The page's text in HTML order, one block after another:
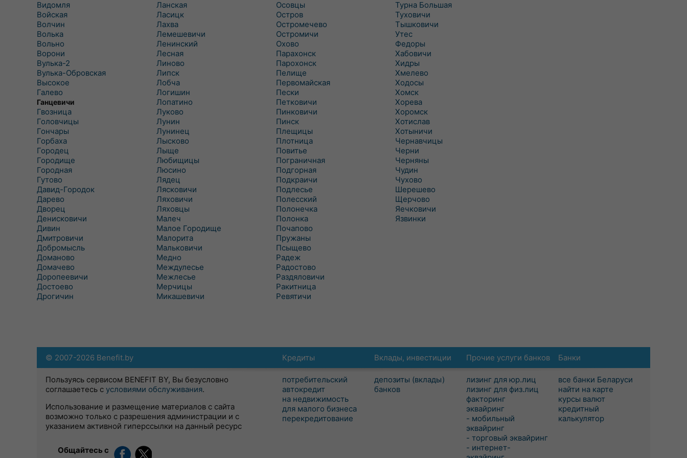
Видомля
Войская
Волчин
Волька
Вольно
Ворони
Вулька-2
Вулька-Обровская
Высокое
Галево
Ганцевичи
Гвозница
Головчицы
Гончары
Горбаха
Городец
Городище
Городная
Гутово
Давид-Городок
Дарево
Дворец
Денисковичи
Дивин
Дмитровичи
Добромысль
Доманово
Домачево
Доропеевичи
Достоево
Дрогичин
Ланская
Ласицк
Лахва
Лемешевичи
Ленинский
Лесная
Линово
Липск
Лобча
Логишин
Лопатино
Луково
Лунин
Лунинец
Лысково
Лыще
Любищицы
Люсино
Лядец
Лясковичи
Ляховичи
Ляховцы
Малеч
Малое Городище
Малорита
Мальковичи
Медно
Междулесье
Межлесье
Мерчицы
Микашевичи
Осовцы
Остров
Остромечево
Остромичи
Охово
Парахонск
Парохонск
Пелище
Первомайская
Пески
Петковичи
Пинковичи
Пинск
Плещицы
Плотница
Повитье
Пограничная
Подгорная
Подкраичи
Подлесье
Полесский
Полонечка
Полонка
Почапово
Пружаны
Псыщево
Радеж
Радостово
Раздяловичи
Ракитница
Ревятичи
Турна Большая
Туховичи
Тышковичи
Утес
Федоры
Хабовичи
Хидры
Хмелево
Ходосы
Хомск
Хорева
Хоромск
Хотислав
Хотыничи
Чернавчицы
Черни
Черняны
Чудин
Чухово
Шерешево
Щерчово
Яечковичи
Язвинки
Кредиты
потребительский
автокредит
на недвижимость
для малого бизнеса
перекредитование
Вклады, инвестиции
депозиты (вклады)
банков
Прочие услуги банков
лизинг для юр.лиц
лизинг для физ.лиц
факторинг
эквайринг
- мобильный
эквайринг
- торговый эквайринг
- интернет-
Банки
все банки Беларуси
найти на карте
курсы валют
кредитный
калькулятор
© 2007-2026 Benefit.by
Пользуясь сервисом BENEFIT BY, Вы безусловно
соглашаетесь с условиями обслуживания.
Использование и размещение материалов с сайта
возможно только с разрешения администрации и с
указанием активной гиперссылки на данный ресурс
Общайтесь с